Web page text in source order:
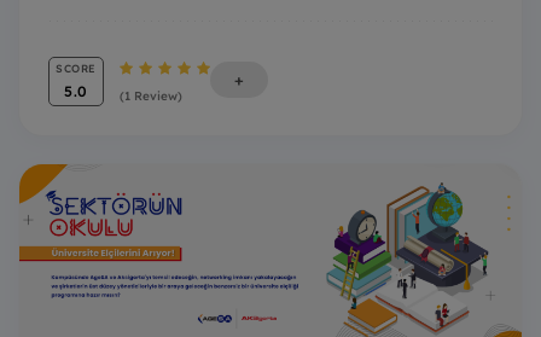
SCORE
5.0 (1 Review)
+